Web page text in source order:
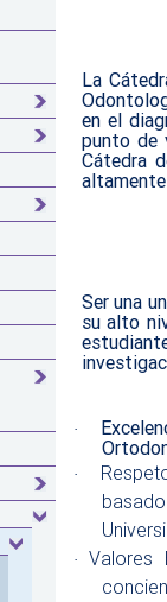
La
en el
punto de
Cátedra
Ser una
su alto
·
·
· Valores